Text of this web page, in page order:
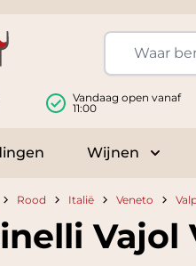
Vandaag open vanaf
11:00
Wijnen
Rood Italië Veneto
Vajol